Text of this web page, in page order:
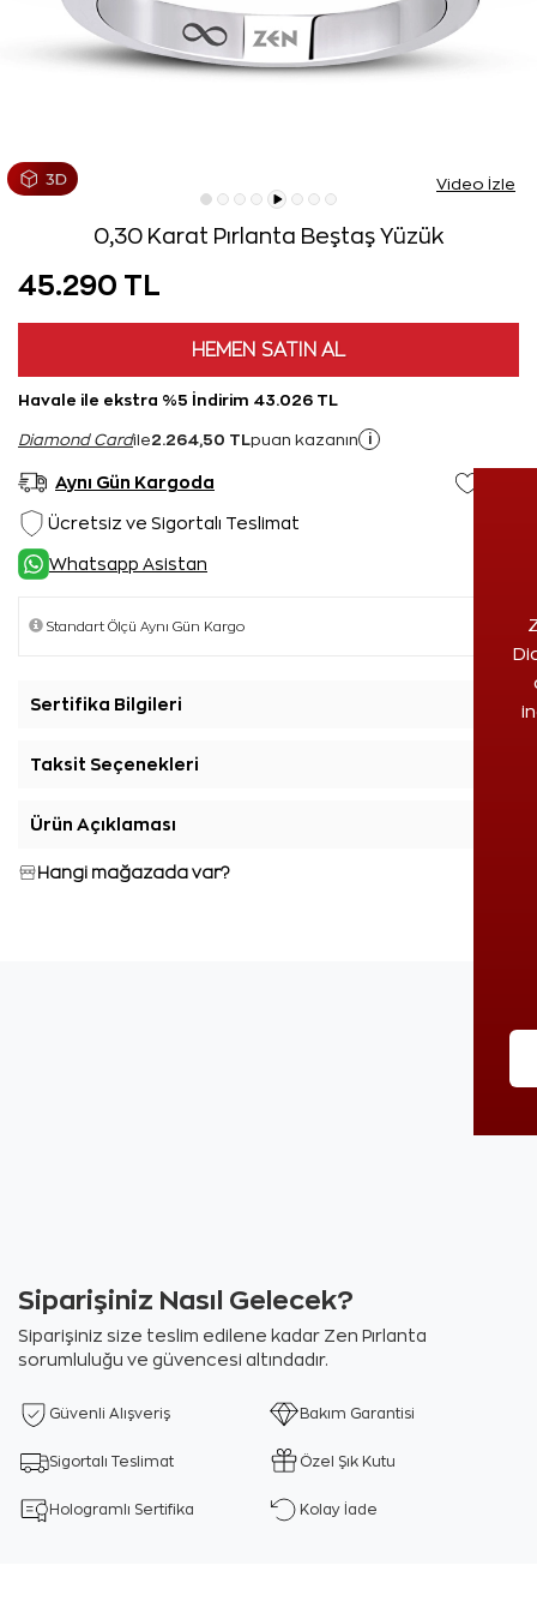
Video İzle
0,30 Karat Pırlanta Beştaş Yüzük
45.290 TL
HEMEN SATIN AL
Havale ile ekstra %5 İndirim 43.026 TL
Diamond Cardile2.264,50 TL puan kazanın i
Aynı Gün Kargoda
Ücretsiz ve Sigortalı Teslimat
Whatsapp Asistan
Sertifika Bilgileri
Taksit Seçenekleri
Ürün Açıklaması
Hangi mağazada var?
Siparişiniz Nasıl Gelecek?
Siparişiniz size teslim edilene kadar Zen Pırlanta
sorumluluğu ve güvencesi altındadır.
Güvenli Alışveriş Bakım Garantisi
Sigortalı Teslimat Özel Şık Kutu
Hologramlı Sertifika Kolay İade